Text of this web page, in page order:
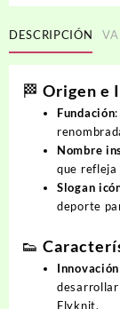
DESCRIPCIÓN
🏁 Origen e
Fundación
Nombre
que refleja
Slogan
deporte
👟
Flyknit.